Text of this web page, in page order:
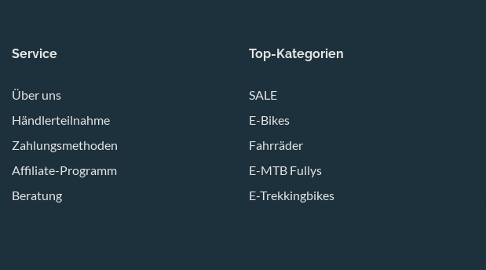
Service
Über uns
Händlerteilnahme
Zahlungsmethoden
Affiliate-Programm
Beratung
Top-Kategorien
SALE
E-Bikes
Fahrräder
E-MTB Fullys
E-Trekkingbikes